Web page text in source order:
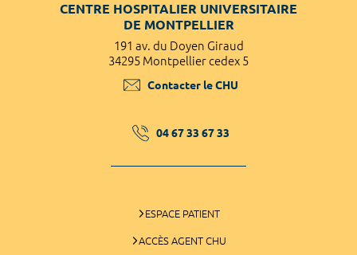
CENTRE HOSPITALIER UNIVERSITAIRE
DE MONTPELLIER
191 av. du Doyen Giraud
34295 Montpellier cedex 5
Contacter le CHU
04 67 33 67 33
ESPACE PATIENT
ACCÈS AGENT CHU